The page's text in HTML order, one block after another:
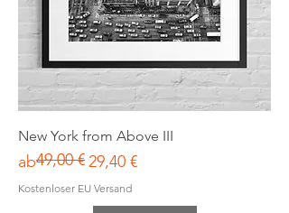
New York from Above III
ab
Standardpreis
49,00 €29,40 €
Sale-Preis
Kostenloser EU Versand